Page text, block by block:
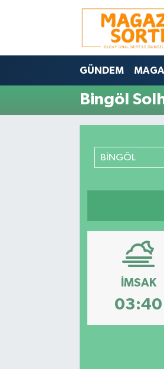
GÜNDEM
Bingöl
BİNGÖL
İMSAK
03:40
Nöbetçi Eczaneler
Hava Durumu
Trafik Durumu